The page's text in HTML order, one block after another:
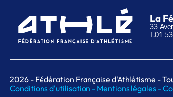
La
33
T.01
2026 - Fédération Française d'Athlétisme -
Conditions d'utilisation - Mentions légales -